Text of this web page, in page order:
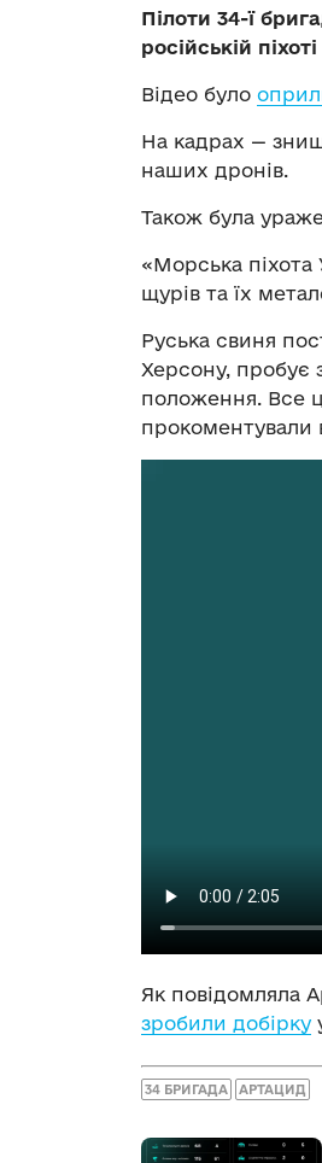
Пілоти 34-ї
російській
Відео було
На кадрах —
наших дронів.
Також була
«Морська
щурів та їх
Руська свиня
Херсону, пробує
положення. Все
прокоментували
Як повідомляла
зробили добірку
34 БРИГАДА АРТАЦИД